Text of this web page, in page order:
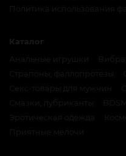
Политика использования
Каталог
Анальные игрушки
Страпоны, фаллопротезы
Секс-товары для мужчин
Смазки, лубриканты
Эротическая одежда
Приятные мелочи